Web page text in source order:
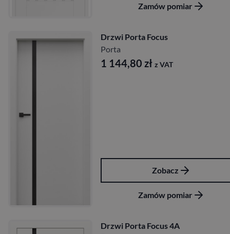
Zamów pomiar
Drzwi Porta Focus
Porta
1 144,80 zł z VAT
Zobacz
Zamów pomiar
Drzwi Porta Focus 4A